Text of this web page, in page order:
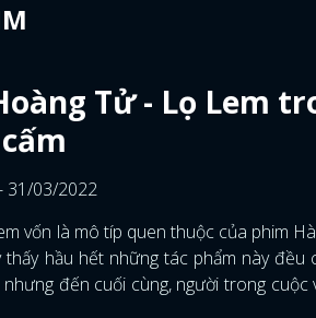
Tử - Lọ Lem
31/03/2022
vốn là mô típ quen thuộc của phim
thấy hầu hết những tác phẩm này
nhưng đến cuối cùng, người trong